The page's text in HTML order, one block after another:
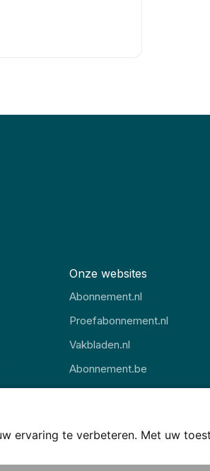
Onze websites
Abonnement.nl
Proefabonnement.nl
Vakbladen.nl
Abonnement.be
Thuisstudie.nl